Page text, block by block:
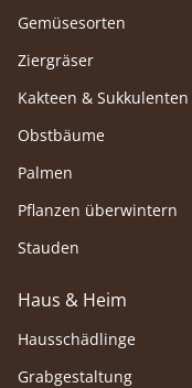
Gemüsesorten
Ziergräser
Kakteen & Sukkulenten
Obstbäume
Palmen
Pflanzen überwintern
Stauden
Haus & Heim
Hausschädlinge
Grabgestaltung